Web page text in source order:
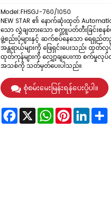
Model:FHSGJ-760/1050
NEW STAR ၏ နောက်ဆုံးထုတ်
သော လွှဲချထားသော စက္ကူပတ်တီးခြင်းစ
ဖွဲ့စည်းပုံများနှင့် ဆက်စပ်နေသော ရေရှည်
အန္တရာယ်များကို ဖြေရှင်းပေးသည်၊ ထုတ်
ထုတ်ကုန်များကို လျှော့ချပေးကာ စက်မှု
အသစ်ကို သတ်မှတ်ပေးပါသည်။
စုံစမ်းမေးမြန်းရန်ပေးပို့ပါ။
Facebook
X WhatsApp
PinterestLinkedIn